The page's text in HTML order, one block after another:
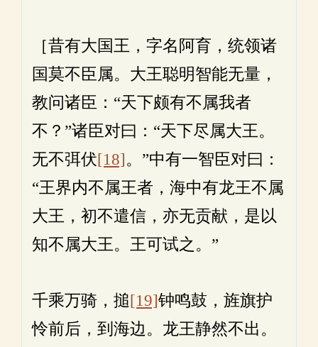
［昔有大国王，字名阿育，统领诸
国莫不臣属。大王聪明智能无量，
教问诸臣：“天下颇有不属我者
不？”诸臣对曰：“天下尽属大王。
无不弭伏[18]。”中有一智臣对曰：
“王界内不属王者，海中有龙王不属
大王，初不遣信，亦无贡献，是以
知不属大王。王可试之。”
千乘万骑，搥[19]钟鸣鼓，旌旗护
怜前后，到海边。龙王静然不出。